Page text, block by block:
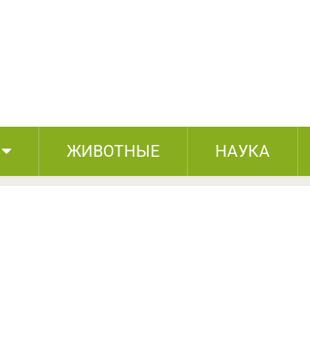
ЖИВОТНЫЕ НАУКА